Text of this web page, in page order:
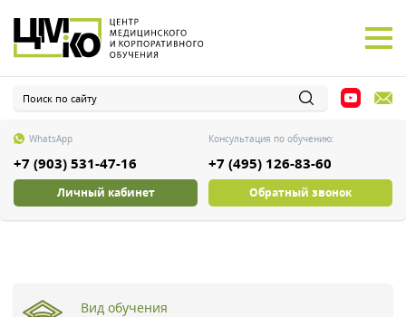
WhatsApp
+7 (903) 531-47-16
Консультация по обучению:
+7 (495) 126-83-60
Личный кабинет Обратный звонок
Вид обучения